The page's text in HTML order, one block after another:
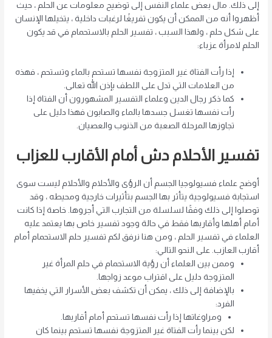
إلى ذلك. مال بعض علماء النفس إلى توضيح معلومات عن الحلم ، حيث
أظهروا أنه من الممكن أن يكون تفريغًا لرغبات داخلية ، يتخيلها الإنسان
على شكل حلم ، ولهذا السبب ، تفسير الحلم بالاستحمام في قد يكون
الحلم لامرأة عزباء:
إذا رأت الفتاة غير المتزوجة نفسها تستحم بالماء وتستحم ، فهذه
من العلامات التي تدل على اللطف بإذن الله تعالى.
كما ذكر رجال الدين وعلماء التفسير المشهورون أن الفتاة إذا
رأت نفسها تغسل جسدها بالماء والصابون فهذا دليل على
تجاوزها المرحلة الصعبة من الذنوب والعصيان.
تفسير الأحلام دشأمام الأقارب للعزاب
أوضح علماء فسيولوجيا الجسم أن الرؤى والأحلام والأحلام ليست سوى
استجابة فسيولوجية يتأثر بها الجسم بتأثيرات خارجية ومحيطه ، وقد
توصلوا إلى ذلك وفقًا لسلسلة من التجارب التي أجروها. خاصة إذا كانت
أمام أهلها وأقاربها فقط في حالة وجود تفسير خاص بها يعتمد عليه
العلماء في تفسير الحلم ، ومن هنا نرفق لكم تفسير حلم الاستحمام أمام
أقارب العازب. على النحو التالي:
وممن بين العلماء أن رؤية الاستحمام في حلم المرأة غير
المتزوجة دليل على اقتراب موعد زواجها.
بالإضافة إلى ذلك ، يمكن أن تكشف بعض الأسرار التي يخفيها
الفرد:
ومراوغاتها إذا رأت نفسها تستحم أمام أقاربها.
لكن بينما رأت الفتاة غير المتزوجة نفسها تستحم بينما كان